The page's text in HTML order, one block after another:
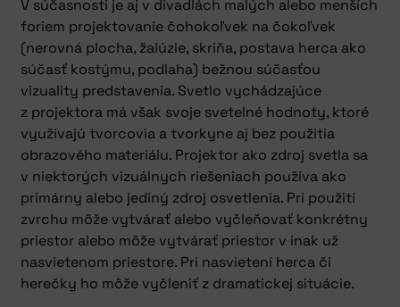
V súčasnosti je aj v divadlách malých alebo menších
foriem projektovanie čohokoľvek na čokoľvek
(nerovná plocha, žalúzie, skriňa, postava herca ako
súčasť kostýmu, podlaha) bežnou súčasťou
vizuality predstavenia. Svetlo vychádzajúce
z projektora má však svoje svetelné hodnoty, ktoré
využívajú tvorcovia a tvorkyne aj bez použitia
obrazového materiálu. Projektor ako zdroj svetla sa
v niektorých vizuálnych riešeniach používa ako
primárny alebo jediný zdroj osvetlenia. Pri použití
zvrchu môže vytvárať alebo vyčleňovať konkrétny
priestor alebo môže vytvárať priestor v inak už
nasvietenom priestore. Pri nasvietení herca či
herečky ho môže vyčleniť z dramatickej situácie.